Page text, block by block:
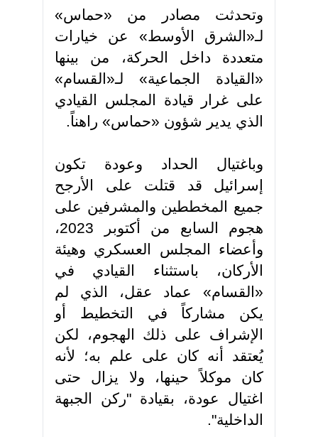
وتحدثت مصادر من «حماس»
لـ«الشرق الأوسط» عن خيارات
متعددة داخل الحركة، من بينها
«القيادة الجماعية» لـ«القسام»
على غرار قيادة المجلس القيادي
الذي يدير شؤون «حماس» راهناً.
وباغتيال الحداد وعودة تكون
إسرائيل قد قتلت على الأرجح
جميع المخططين والمشرفين على
هجوم السابع من أكتوبر 2023،
وأعضاء المجلس العسكري وهيئة
الأركان، باستثناء القيادي في
«القسام» عماد عقل، الذي لم
يكن مشاركاً في التخطيط أو
الإشراف على ذلك الهجوم، لكن
يُعتقد أنه كان على علم به؛ لأنه
كان موكلاً حينها، ولا يزال حتى
اغتيال عودة، بقيادة "ركن الجبهة
الداخلية".